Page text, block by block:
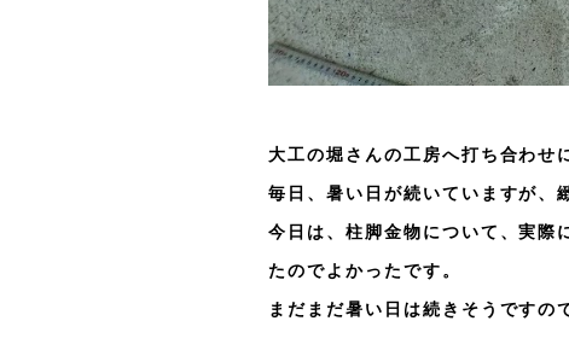
大工の堀さんの工房へ打ち合わせ
毎日、暑い日が続いていますが、
今日は、柱脚金物について、実際
たのでよかったです。
まだまだ暑い日は続きそうですの